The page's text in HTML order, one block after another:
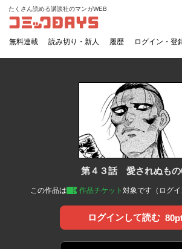
コミックDAYS
たくさん読める講談社のマンガWEB
無料連載 読み切り・新人 履歴 ログイン・登
第４３話 愛されぬも
この作品は 作品チケット 対象です（ログイ
ログインして読む